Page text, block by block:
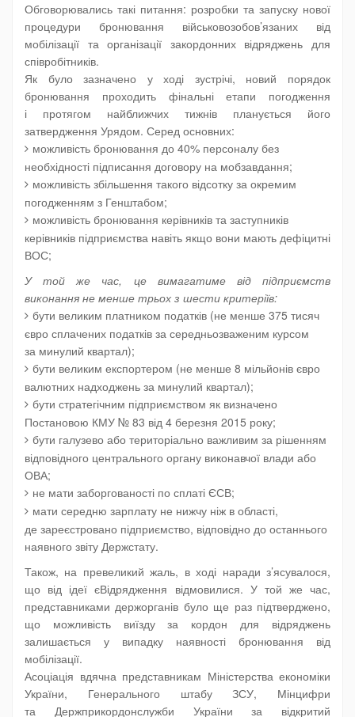
Обговорювались такі питання: розробки та запуску нової
процедури бронювання військовозобов’язаних від
мобілізації та організації закордонних відряджень для
співробітників.
Як було зазначено у ході зустрічі, новий порядок
бронювання проходить фінальні етапи погодження
і протягом найближчих тижнів планується його
затвердження Урядом. Серед основних:
можливість бронювання до 40% персоналу без
необхідності підписання договору на мобзавдання;
можливість збільшення такого відсотку за окремим
погодженням з Генштабом;
можливість бронювання керівників та заступників
керівників підприємства навіть якщо вони мають дефіцитні
ВОС;
У той же час, це вимагатиме від підприємств
виконання не менше трьох з шести критеріїв:
бути великим платником податків (не менше 375 тисяч
євро сплачених податків за середньозваженим курсом
за минулий квартал);
бути великим експортером (не менше 8 мільйонів євро
валютних надходжень за минулий квартал);
бути стратегічним підприємством як визначено
Постановою КМУ № 83 від 4 березня 2015 року;
бути галузево або територіально важливим за рішенням
відповідного центрального органу виконавчої влади або
ОВА;
не мати заборгованості по сплаті ЄСВ;
мати середню зарплату не нижчу ніж в області,
де зареєстровано підприємство, відповідно до останнього
наявного звіту Держстату.
Також, на превеликий жаль, в ході наради з’ясувалося,
що від ідеї єВідрядження відмовилися. У той же час,
представниками держорганів було ще раз підтверджено,
що можливість виїзду за кордон для відряджень
залишається у випадку наявності бронювання від
мобілізації.
Асоціація вдячна представникам Міністерства економіки
України, Генерального штабу ЗСУ, Мінцифри
та Держприкордонслужби України за відкритий